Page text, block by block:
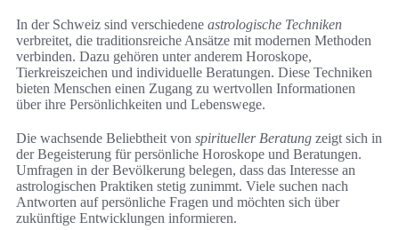
In der Schweiz sind verschiedene astrologische Techniken
verbreitet, die traditionsreiche Ansätze mit modernen Methoden
verbinden. Dazu gehören unter anderem Horoskope,
Tierkreiszeichen und individuelle Beratungen. Diese Techniken
bieten Menschen einen Zugang zu wertvollen Informationen
über ihre Persönlichkeiten und Lebenswege.
Die wachsende Beliebtheit von spiritueller Beratung zeigt sich in
der Begeisterung für persönliche Horoskope und Beratungen.
Umfragen in der Bevölkerung belegen, dass das Interesse an
astrologischen Praktiken stetig zunimmt. Viele suchen nach
Antworten auf persönliche Fragen und möchten sich über
zukünftige Entwicklungen informieren.